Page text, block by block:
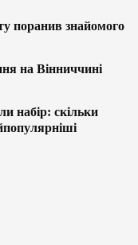
поранив знайомого
на Вінниччині
набір: скільки